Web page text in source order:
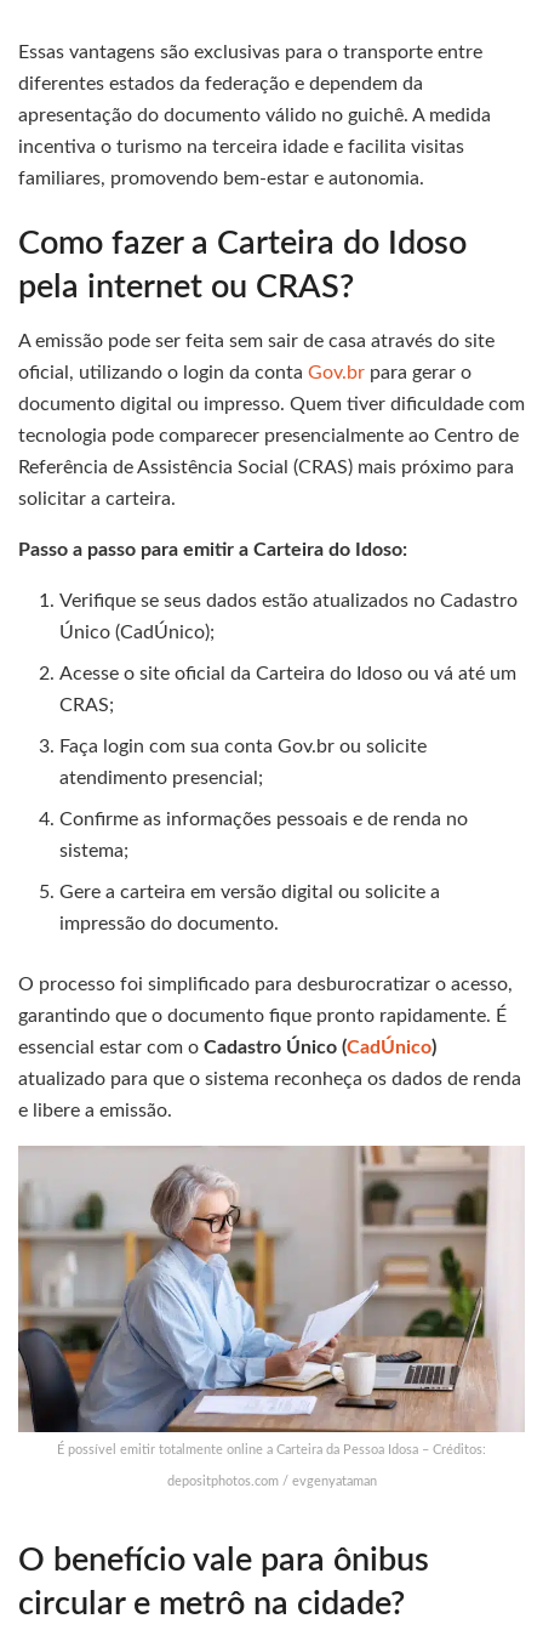
Essas vantagens são exclusivas para o transporte entre
diferentes estados da federação e dependem da
apresentação do documento válido no guichê. A medida
incentiva o turismo na terceira idade e facilita visitas
familiares, promovendo bem-estar e autonomia.
Como fazer a Carteira do Idoso
pela internet ou CRAS?
A emissão pode ser feita sem sair de casa através do site
oficial, utilizando o login da conta Gov.br para gerar o
documento digital ou impresso. Quem tiver dificuldade com
tecnologia pode comparecer presencialmente ao Centro de
Referência de Assistência Social (CRAS) mais próximo para
solicitar a carteira.
Passo a passo para emitir a Carteira do Idoso:
Verifique se seus dados estão atualizados no Cadastro
Único (CadÚnico);
Acesse o site oficial da Carteira do Idoso ou vá até um
CRAS;
Faça login com sua conta Gov.br ou solicite
atendimento presencial;
Confirme as informações pessoais e de renda no
sistema;
Gere a carteira em versão digital ou solicite a
impressão do documento.
O processo foi simplificado para desburocratizar o acesso,
garantindo que o documento fique pronto rapidamente. É
essencial estar com o Cadastro Único (CadÚnico)
atualizado para que o sistema reconheça os dados de renda
e libere a emissão.
É possível emitir totalmente online a Carteira da Pessoa Idosa – Créditos:
depositphotos.com / evgenyataman
O benefício vale para ônibus
circular e metrô na cidade?